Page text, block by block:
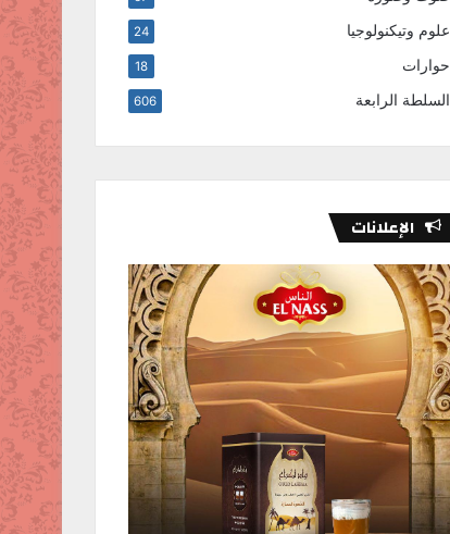
علوم وتيكنولوجيا 24
حوارات 18
السلطة الرابعة 606
الإعلانات